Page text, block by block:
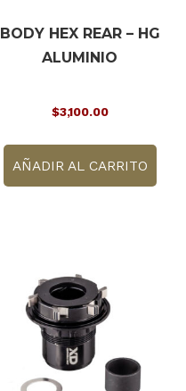
BODY HEX REAR – HG
ALUMINIO
$3,100.00
AÑADIR AL CARRITO